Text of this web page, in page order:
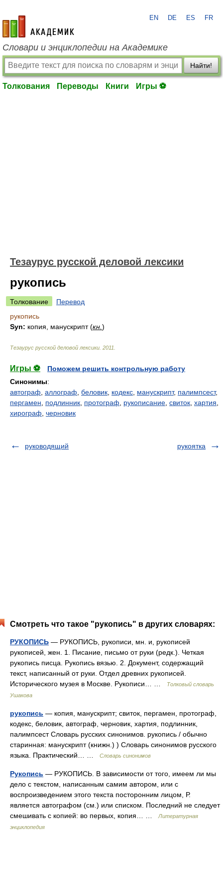
academic.ru
EN DE ES FR
Словари и энциклопедии на Академике
Найти!
Толкования Переводы Книги Игры ⚽
Тезаурус русской деловой лексики
рукопись
Толкование
Перевод
рукопись
Syn: копия, манускрипт (кн. )
Тезаурус русской деловой лексики 2011
Игры ⚽
Поможем решить контрольную работу
Синонимы:
автограф аллограф беловик кодекс манускрипт, палимпсест,
пергамен
подлинник протограф рукописание свиток хартия
хирограф черновик
руководящий рукоятка
Смотреть что такое "рукопись" в других словарях:
РУКОПИСЬ — РУКОПИСЬ, рукописи, мн. и, рукописей
рукописей, жен. 1. Писание, письмо от руки (редк.). Четкая
рукопись писца. Рукопись вязью. 2. Документ, содержащий
текст, написанный от руки. Отдел древних рукописей.
Исторического музея в Москве. Рукописи… …
Толковый словарь
Ушакова
рукопись — копия, манускрипт; свиток, пергамен, протограф,
кодекс, беловик, автограф, черновик, хартия, подлинник,
палимпсест Словарь русских синонимов. рукопись / обычно
старинная: манускрипт (книжн.) ) Словарь синонимов русского
языка. Практический… …
Словарь синонимов
Рукопись — РУКОПИСЬ. В зависимости от того, имеем ли мы
дело с текстом, написанным самим автором, или с
воспроизведением этого текста посторонним лицом, Р.
является автографом (см.) или списком. Последний не следует
смешивать с копией: во первых, копия… …
Литературная
энциклопедия